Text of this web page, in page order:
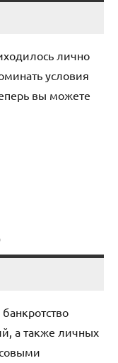
лично
условия
вы можете
а также личных